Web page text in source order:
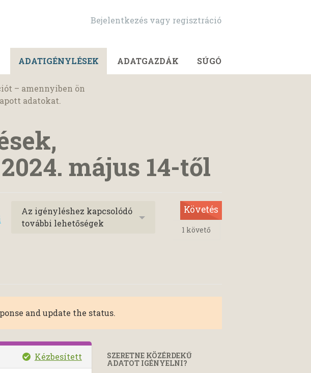
Bejelentkezés vagy regisztráció
ADATIGÉNYLÉSEK ADATGAZDÁK SÚGÓ
– amennyiben ön
adatokat.
május 14-től
Az igényléshez kapcsolódó
további lehetőségek
Követés
1 követő
and update the status.
Kézbesített SZERETNE KÖZÉRDEKŰ
ADATOT IGÉNYELNI?